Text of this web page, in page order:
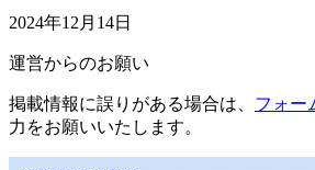
2024年12月14日
運営からのお願い
掲載情報に誤りがある場合は、 フォー
力をお願いいたします。